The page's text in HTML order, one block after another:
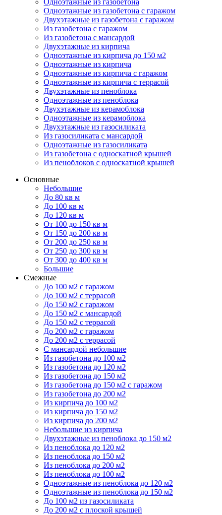
Одноэтажные из газобетона
Одноэтажные из газобетона с гаражом
Двухэтажные из газобетона с гаражом
Из газобетона с гаражом
Из газобетона с мансардой
Двухэтажные из кирпича
Одноэтажные из кирпича до 150 м2
Одноэтажные из кирпича
Одноэтажные из кирпича с гаражом
Одноэтажные из кирпича с террасой
Двухэтажные из пеноблока
Одноэтажные из пеноблока
Двухэтажные из керамоблока
Одноэтажные из керамоблока
Двухэтажные из газосиликата
Из газосиликата с мансардой
Одноэтажные из газосиликата
Из газобетона с односкатной крышей
Из пеноблоков с односкатной крышей
Основные
Небольшие
До 80 кв м
До 100 кв м
До 120 кв м
От 100 до 150 кв м
От 150 до 200 кв м
От 200 до 250 кв м
От 250 до 300 кв м
От 300 до 400 кв м
Большие
Смежные
До 100 м2 с гаражом
До 100 м2 с террасой
До 150 м2 с гаражом
До 150 м2 с мансардой
До 150 м2 с террасой
До 200 м2 с гаражом
До 200 м2 с террасой
С мансардой небольшие
Из газобетона до 100 м2
Из газобетона до 120 м2
Из газобетона до 150 м2
Из газобетона до 150 м2 с гаражом
Из газобетона до 200 м2
Из кирпича до 100 м2
Из кирпича до 150 м2
Из кирпича до 200 м2
Небольшие из кирпича
Двухэтажные из пеноблока до 150 м2
Из пеноблока до 120 м2
Из пеноблока до 150 м2
Из пеноблока до 200 м2
Из пеноблока до 100 м2
Одноэтажные из пеноблока до 120 м2
Одноэтажные из пеноблока до 150 м2
До 100 м2 из газосиликата
До 200 м2 с плоской крышей